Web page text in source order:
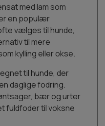
med lam som
en populær
vælges til hunde,
til mere
kylling eller okse.
til hunde, der
daglige fodring.
bær og urter
fuldfoder til voksne